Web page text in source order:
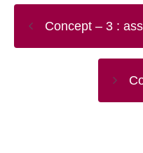
Concept – 3 :